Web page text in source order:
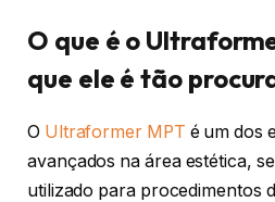
O que é o
que ele é tão
O Ultraformer MPT é um dos
avançados na área estética,
utilizado para procedimentos